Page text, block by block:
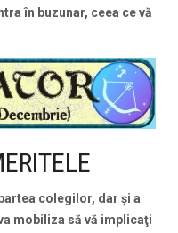
în buzunar, ceea ce vă
colegilor, dar şi a
mobiliza să vă implicaţi